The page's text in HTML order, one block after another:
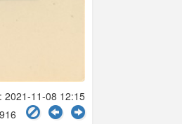
2021-11-08 12:15